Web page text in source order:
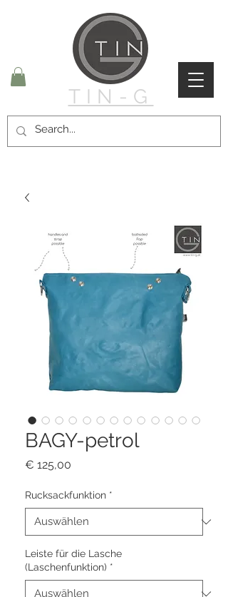
TIN-G
BAGY-petrol
€ 125,00
Rucksackfunktion *
Leiste für die Lasche
(Laschenfunktion) *